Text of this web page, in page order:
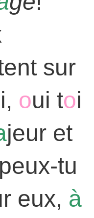
sur
i, oui toi
jeur et
tu
eux, à